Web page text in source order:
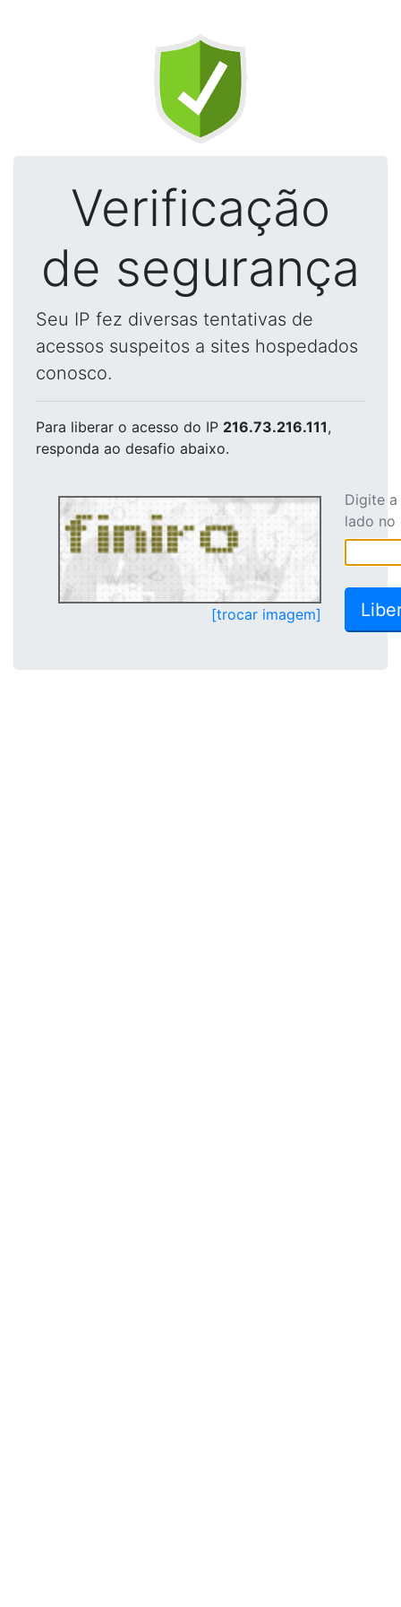
Verificação
de segurança
Seu IP fez diversas tentativas de
acessos suspeitos a sites hospedados
conosco.
Para liberar o acesso do IP 216.73.216.111,
responda ao desafio abaixo.
[trocar imagem]
Digite
lado no